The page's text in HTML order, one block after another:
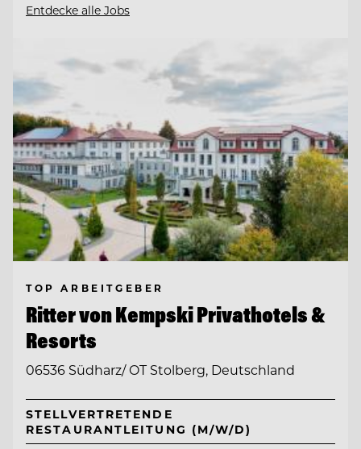
Entdecke alle Jobs
TOP ARBEITGEBER
Ritter von Kempski Privathotels &
Resorts
06536 Südharz/ OT Stolberg, Deutschland
STELLVERTRETENDE
RESTAURANTLEITUNG (M/W/D)